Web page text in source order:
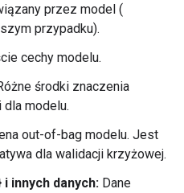
przez model (
przypadku).
cechy modelu.
środki znaczenia
modelu.
out-of-bag modelu. Jest
dla walidacji krzyżowej.
i innych danych: Dane